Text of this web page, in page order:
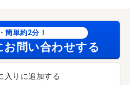
簡単約2分！
お問い合わせする
入りに追加する